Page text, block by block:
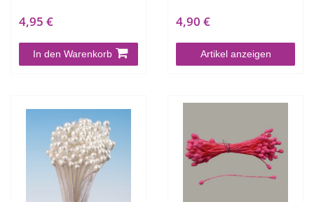
4,95 €
In den Warenkorb
4,90 €
Artikel anzeigen